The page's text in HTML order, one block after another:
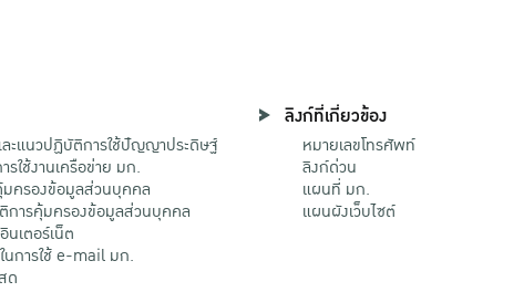
ะแนวปฏิบัติการใช้ปัญญาประดิษฐ์
รใช้งานเครือข่าย มก.
มครองข้อมูลส่วนบุคคล
การคุ้มครองข้อมูลส่วนบุคคล
นเตอร์เน็ต
การใช้ e-mail มก.
ด
ลิงก์ที่เกี่ยวข้อง
หมายเลขโทรศัพท์
ลิงก์ด่วน
แผนที่ มก.
แผนผังเว็บไซต์